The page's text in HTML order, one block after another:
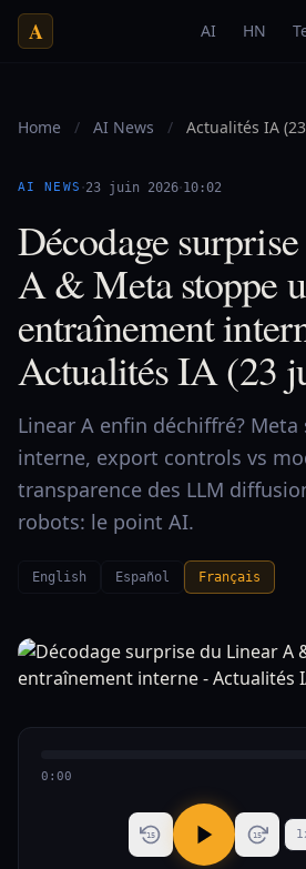
A AI HN
Home / AI News / Actualités IA
AI NEWS ·23 juin 2026·10:02
Décodage
A & Meta stoppe
entraînement
Actualités IA (23
Linear A enfin déchiffré?
interne, export controls vs
transparence des LLM
robots: le point AI.
English Español Français
0:00
15 15 1